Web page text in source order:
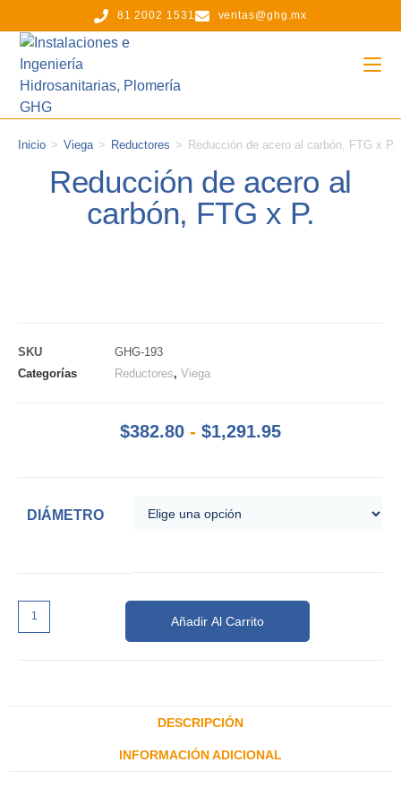
81 2002 1531 ventas@ghg.mx
Reducción de acero al
carbón, FTG x P.
Inicio > Viega > Reductores > Reducción de acero al carbón, FTG x P.
SKU
GHG-193
Categorías
Reductores, Viega
$382.80 - $1,291.95
DIÁMETRO
Añadir Al Carrito
DESCRIPCIÓN
INFORMACIÓN ADICIONAL